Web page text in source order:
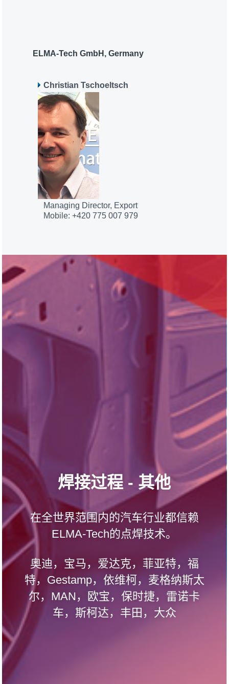
ELMA-Tech GmbH, Germany
Christian Tschoeltsch
Managing Director, Export
Mobile: +420 775 007 979
焊接过程 - 其他
在全世界范围内的汽车行业都信赖
ELMA-Tech的点焊技术。
奥迪，宝马，爱达克，菲亚特，福
特，Gestamp，依维柯，麦格纳斯太
尔，MAN，欧宝，保时捷，雷诺卡
车，斯柯达，丰田，大众